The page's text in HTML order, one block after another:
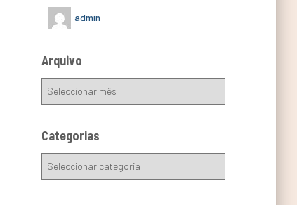
admin
Arquivo
Categorias